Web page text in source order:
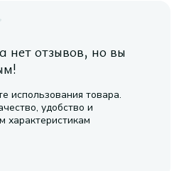
нет отзывов, но вы
использования товара.
удобство и
характеристикам